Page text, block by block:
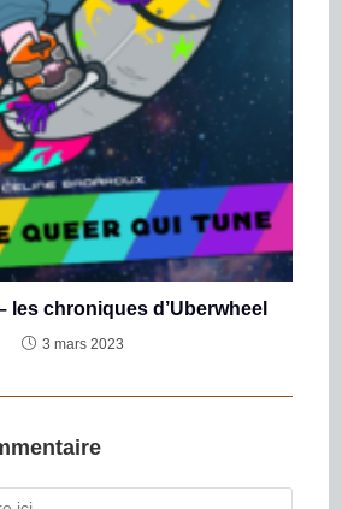
les chroniques d’Uberwheel
3 mars 2023